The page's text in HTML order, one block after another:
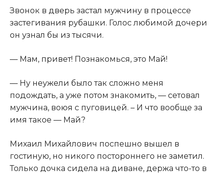
Звонок в дверь застал мужчину в процессе
застегивания рубашки. Голос любимой дочери
он узнал бы из тысячи.
— Мам, привет! Познакомься, это Май!
— Ну неужели было так сложно меня
подождать, а уже потом знакомить, — сетовал
мужчина, воюя с пуговицей. – И что вообще за
имя такое — Май?
Михаил Михайлович поспешно вышел в
гостиную, но никого постороннего не заметил.
Только дочка сидела на диване, держа что-то в